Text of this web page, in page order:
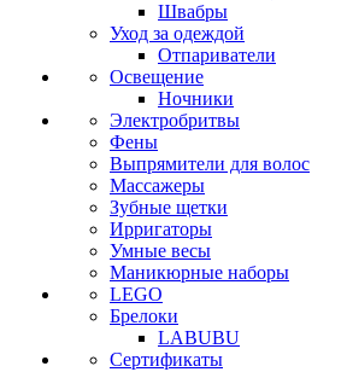
Швабры
Уход за одеждой
Отпариватели
Освещение
Ночники
Электробритвы
Фены
Выпрямители для волос
Массажеры
Зубные щетки
Ирригаторы
Умные весы
Маникюрные наборы
LEGO
Брелоки
LABUBU
Сертификаты